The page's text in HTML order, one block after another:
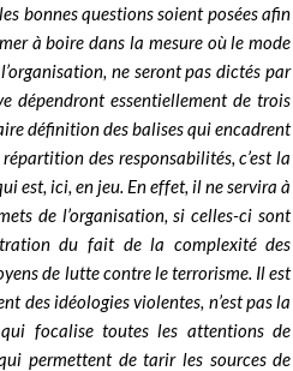
bonnes questions soient posées afin
à boire dans la mesure où le mode
ne seront pas dictés par
dépendront essentiellement de trois
définition des balises qui encadrent
des responsabilités, c’est la
est, ici, en jeu. En effet, il ne servira à
de l’organisation, si celles-ci sont
du fait de la complexité des
de lutte contre le terrorisme. Il est
des idéologies violentes, n’est pas la
focalise toutes les attentions de
permettent de tarir les sources de